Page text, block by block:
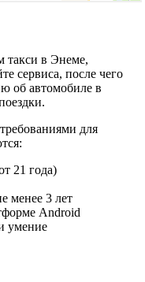
такси в Энеме,
сервиса, после чего
об автомобиле в
для
21 года)
менее 3 лет
Android
умение